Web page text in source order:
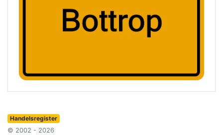
Handelsregister
© 2002 - 2026